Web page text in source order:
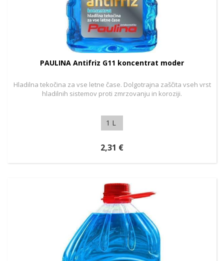
PAULINA Antifriz G11 koncentrat moder
Hladilna tekočina za vse letne čase. Dolgotrajna zaščita vseh vrst
hladilnih sistemov proti zmrzovanju in koroziji.
1 L
2,31 €